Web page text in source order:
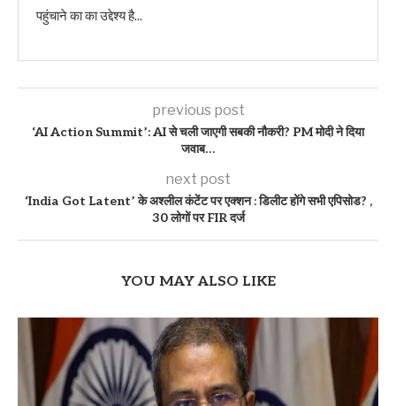
पहुंचाने का का उद्देश्य है...
previous post
‘AI Action Summit’: AI से चली जाएगी सबकी नौकरी? PM मोदी ने दिया
जवाब…
next post
‘India Got Latent’ के अश्लील कंटेंट पर एक्शन : डिलीट होंगे सभी एपिसोड? ,
30 लोगों पर FIR दर्ज
YOU MAY ALSO LIKE